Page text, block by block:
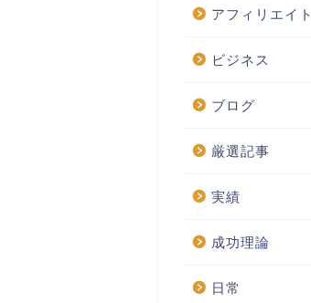
アフィリエイト
ビジネス
ブログ
厳選記事
実績
成功理論
日常